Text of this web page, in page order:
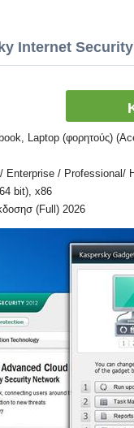
Internet Security
Laptop (φορητούς)
Enterprise / Professional/
bit), x86
(Full) 2026